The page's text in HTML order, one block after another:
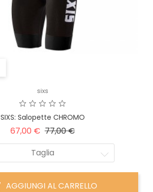
sixs
SIXS: Salopette CHROMO
67,00 € Prezzo
77,00 €Prezzo
Taglia
AGGIUNGI AL CARRELLO